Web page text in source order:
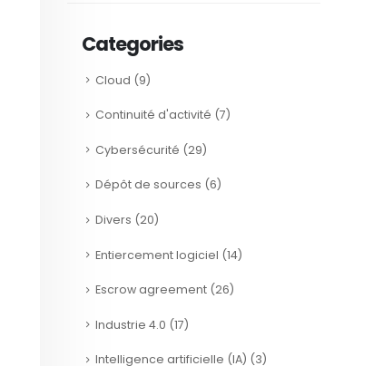
Categories
Cloud (9)
Continuité d'activité (7)
Cybersécurité (29)
Dépôt de sources (6)
Divers (20)
Entiercement logiciel (14)
Escrow agreement (26)
Industrie 4.0 (17)
Intelligence artificielle (IA) (3)